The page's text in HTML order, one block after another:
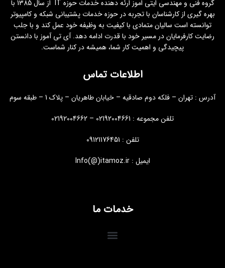
گروه فنی و مهندسی ایتی اموز ارئه دهنده خدمات حوزه IT از سال 1385 با
بهره گیری از کارشناسان با تجربه در حوزه خدمات پشتیبانی شبکه و کامپیوتر
توانسته است سالیان متمادی با کیفیت به وظیفه خود عمل کند و با جلب
رضایت کارفرمایان در مسیر خود با قدرت ادامه دهد. آی تی آموز با دانستن
پیچیدگی و اهمیت کار شما، همیشه در کنار شماست.
اطلاعات تماس
آدرس : تهران – فلکه دوم صادقیه – خیابان طاهریان – پلاک 1 – طبقه سوم
تلفن مجموعه : 02192004661 – 02192004662
تلفن : 09121176451
ایمیل : Info(@)itamoz.ir
خدمات ما